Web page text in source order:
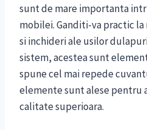
sunt de mare importanta
mobilei. Ganditi-va practic
si inchideri ale usilor
sistem, acestea sunt
spune cel mai repede
elemente sunt alese pentru
calitate superioara.